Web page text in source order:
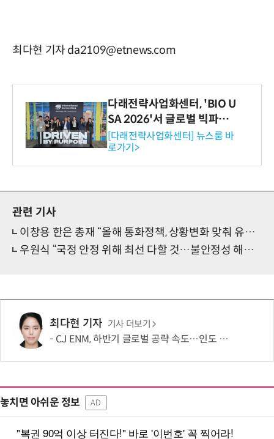
최다현 기자 da2109@etnews.com
다래전략사업화센터, 'BIO U
SA 2026'서 글로벌 빅파마
와의 비즈니스 미팅 지원…K
-바이오 해외 진출 교두보 확
보
[다래전략사업화센터] 뉴스룸 바
로가기>
관련 기사
이창용 한은 총재 “올해 통화정책, 상황변화 맞춰 유연하게 운영”
우원식 “국정 안정 위해 최선 다할 것…불안정성 해소해야”
최다현 기자 기사 더보기
CJ ENM, 하반기 글로벌 공략 속도…인도 등 신규 시장 개척
놓치면 아쉬운 정보 AD